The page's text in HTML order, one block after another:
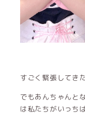
すごく緊張してき
でもあんちゃんと
は私たちがいっち